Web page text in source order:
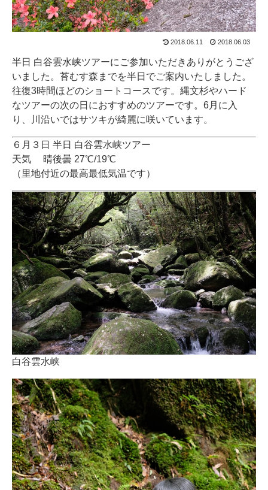
2018.06.11 2018.06.03
半日 白谷雲水峡ツアーにご参加いただきありがとうござ
いました。苔むす森までを半日でご案内いたしました。
往復3時間ほどのショートコースです。縄文杉やハード
なツアーの次の日におすすめのツアーです。6月に入
り、川沿いではサツキが綺麗に咲いています。
６月３日 半日 白谷雲水峡ツアー
天気 晴後曇 27℃/19℃
（里地付近の最高最低気温です）
白谷雲水峡